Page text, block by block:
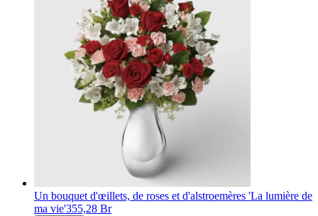
Un bouquet d'œillets, de roses et d'alstroemères 'La lumière de
ma vie'355,28 Br